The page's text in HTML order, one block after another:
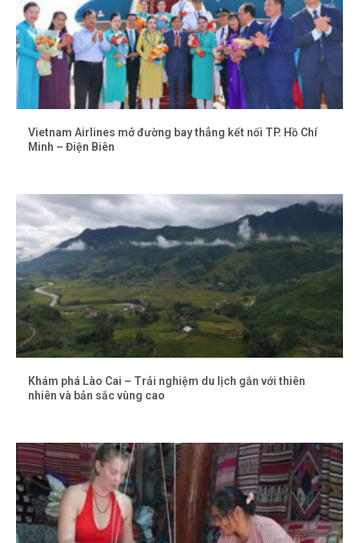
Vietnam Airlines mở đường bay thẳng kết nối TP. Hồ Chí
Minh – Điện Biên
Khám phá Lào Cai – Trải nghiệm du lịch gắn với thiên
nhiên và bản sắc vùng cao